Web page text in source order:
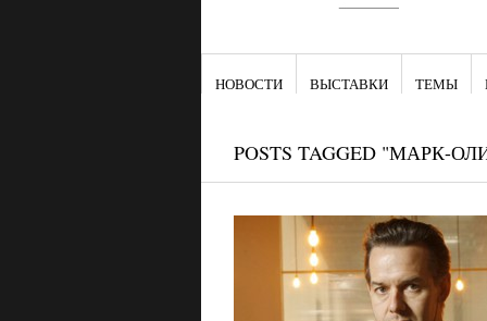
НОВОСТИ ВЫСТАВКИ ТЕМЫ
POSTS TAGGED "МАРК-